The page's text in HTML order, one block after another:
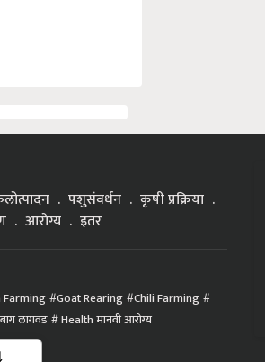
पशुसंवर्धन
कृषी प्रक्रिया
आरोग्य इतर
Goat Rearing
Chili Farming
लागवड Health मानवी आरोग्य